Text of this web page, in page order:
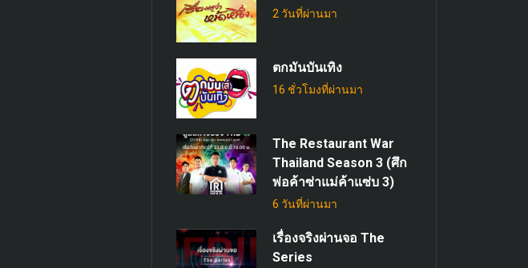
2 วันที่ผ่านมา
ตกมันบันเทิง
16 ชั่วโมงที่ผ่านมา
The Restaurant War
Thailand Season 3 (ศึก
พ่อค้าซ่าแม่ค้าแซ่บ 3)
6 วันที่ผ่านมา
เรื่องจริงผ่านจอ The
Series